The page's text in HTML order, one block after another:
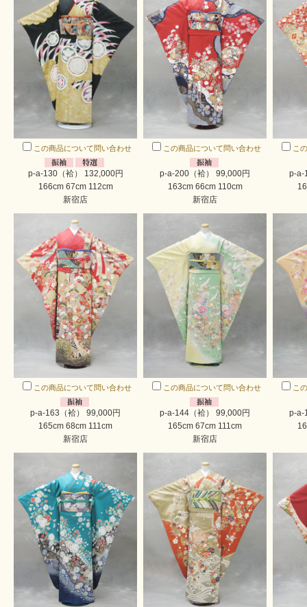
この商品について問い合わせ
p-a-130（袷） 132,000円
166cm 67cm 112cm
新宿店
この商品について問い合わせ
p-a-200（袷） 99,000円
163cm 66cm 110cm
新宿店
こ
p-a-
この商品について問い合わせ
p-a-163（袷） 99,000円
165cm 68cm 111cm
新宿店
この商品について問い合わせ
p-a-144（袷） 99,000円
165cm 67cm 111cm
新宿店
こ
p-a-